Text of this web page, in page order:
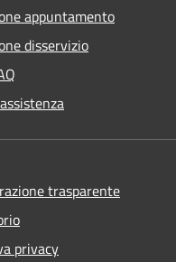
appuntamento
disservizio
trasparente
privacy